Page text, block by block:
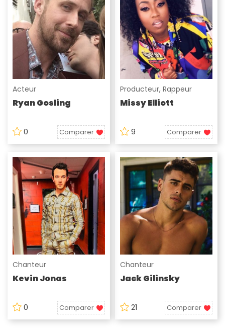
Acteur
Ryan Gosling
0 Comparer
Producteur, Rappeur
Missy Elliott
9 Comparer
Chanteur
Kevin Jonas
0 Comparer
Chanteur
Jack Gilinsky
21 Comparer